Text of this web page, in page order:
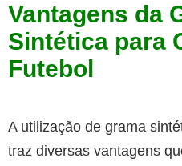
Vantagens da
Sintética para
Futebol
A utilização de grama
traz diversas vantagens